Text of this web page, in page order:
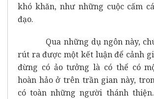
khó khăn, như những cuộc cấm
đạo.
Qua những dụ ngôn này,
rút ra được một kết luận để cảnh
đừng có ảo tưởng là có thể có
hoàn hảo ở trên trần gian này,
có toàn những người thánh